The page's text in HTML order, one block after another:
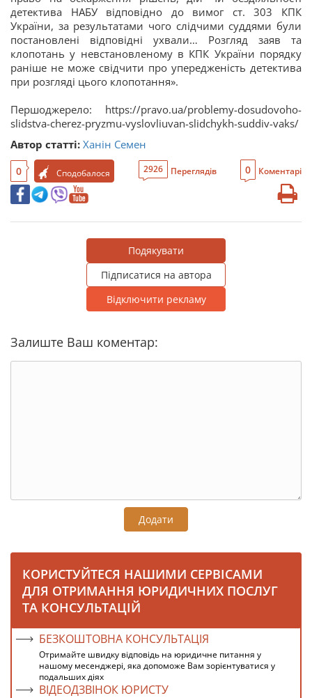
детектива НАБУ відповідно до вимог ст. 303 КПК
України, за результатами чого слідчими суддями були
постановлені відповідні ухвали… Розгляд заяв та
клопотань у невстановленому в КПК України порядку
раніше не може свідчити про упередженість детектива
при розгляді цього клопотання».
Першоджерело: https://pravo.ua/problemy-dosudovoho-
slidstva-cherez-pryzmu-vyslovliuvan-slidchykh-suddiv-vaks/
Автор статті: Ханін Семен
0 Сподобалося 2926 Переглядів 0 Коментарі
Подякувати
Підписатися на автора
Відключити рекламу
Залиште Ваш коментар:
Додати
КОРИСТУЙТЕСЯ НАШИМИ СЕРВІСАМИ
ДЛЯ ОТРИМАННЯ ЮРИДИЧНИХ ПОСЛУГ
ТА КОНСУЛЬТАЦІЙ
БЕЗКОШТОВНА КОНСУЛЬТАЦІЯ
Отримайте швидку відповідь на юридичне питання у
нашому месенджері, яка допоможе Вам зорієнтуватися у
подальших діях
ВІДЕОДЗВІНОК ЮРИСТУ